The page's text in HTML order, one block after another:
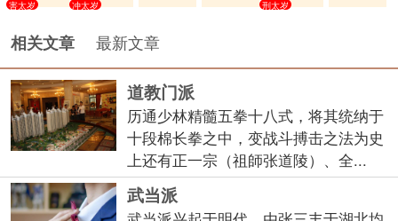
害太岁 冲太岁 刑太岁
相关文章 最新文章
道教门派
历通少林精髓五拳十八式，将其统纳于
十段棉长拳之中，变战斗搏击之法为史
上还有正一宗（祖師张道陵）、全...
武当派